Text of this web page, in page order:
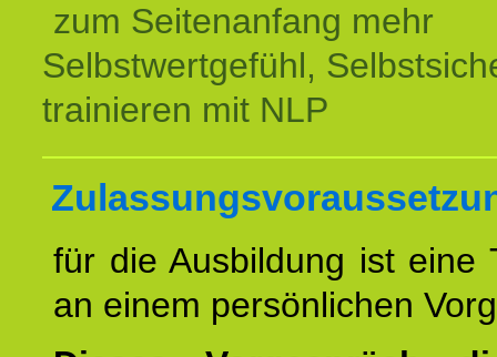
zum Seitenanfang mehr
Selbstwertgefühl,
trainieren mit NLP
für die Ausbildung ist eine
an einem persönlichen